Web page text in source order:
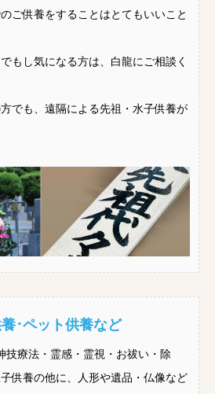
ご供養をすることはとてもいいこと
もし気になる方は、白龍にご相談く
でも、遠隔による先祖・水子供養が
･ペット供養など
技療法・霊感・霊視・お祓い・除
供養の他に、人形や遺品・仏像など